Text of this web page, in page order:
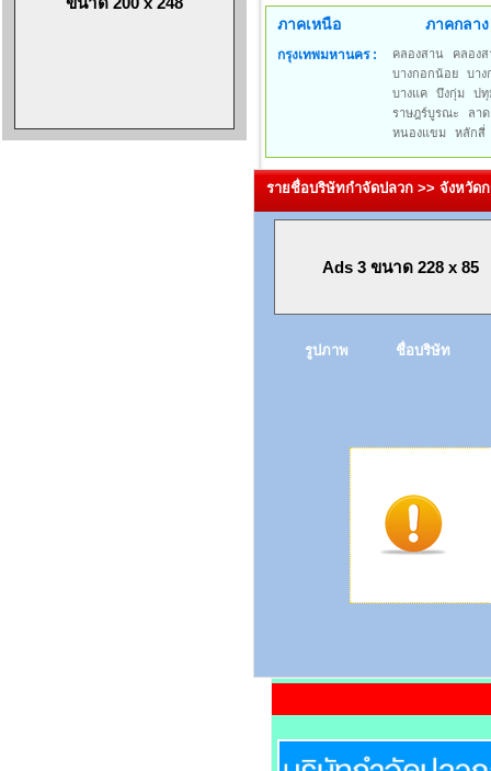
ภาคเหนือ ภาคกลาง
กรุงเทพมหานคร : คลองสาน
คลองส
บางกอกน้อย
บาง
บางแค
บึงกุ่ม
ปทุ
ราษฎร์บูรณะ
ลา
หนองแขม
หลักสี่
รายชื่อบริษัทกำจัดปลวก >> จังหวัด
Ads 3 ขนาด 228 x 85
รูปภาพ ชื่อบริษัท